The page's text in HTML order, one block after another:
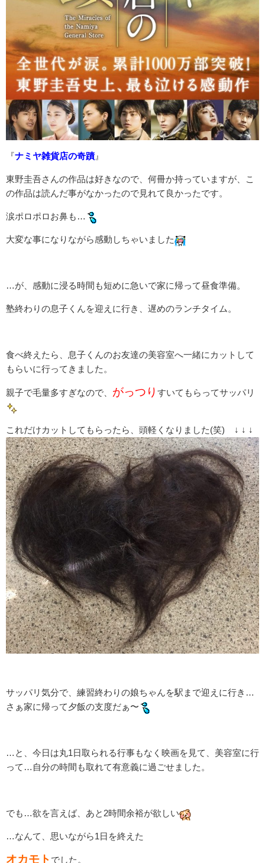
『ナミヤ雑貨店の奇蹟』
東野圭吾さんの作品は好きなので、何冊か持っていますが、こ
の作品は読んだ事がなかったので見れて良かったです。
涙ポロポロお鼻も…
大変な事になりながら感動しちゃいました
…が、感動に浸る時間も短めに急いで家に帰って昼食準備。
塾終わりの息子くんを迎えに行き、遅めのランチタイム。
食べ終えたら、息子くんのお友達の美容室へ一緒にカットして
もらいに行ってきました。
親子で毛量多すぎなので、 がっつり すいてもらってサッパリ
これだけカットしてもらったら、頭軽くなりました(笑) ↓ ↓ ↓
サッパリ気分で、練習終わりの娘ちゃんを駅まで迎えに行き…
さぁ家に帰って夕飯の支度だぁ〜
…と、今日は丸1日取られる行事もなく映画を見て、美容室に行
って…自分の時間も取れて有意義に過ごせました。
でも…欲を言えば、あと2時間余裕が欲しい
…なんて、思いながら1日を終えた
オカモト でした。